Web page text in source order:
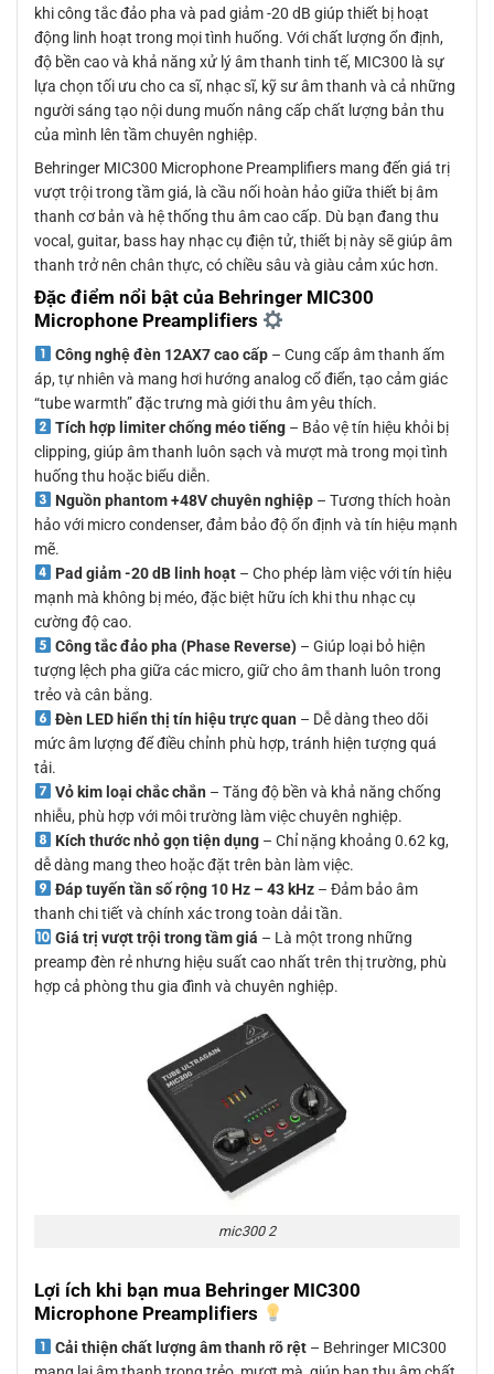
khi công tắc đảo pha và pad giảm -20 dB giúp thiết bị hoạt
động linh hoạt trong mọi tình huống. Với chất lượng ổn định,
độ bền cao và khả năng xử lý âm thanh tinh tế, MIC300 là sự
lựa chọn tối ưu cho ca sĩ, nhạc sĩ, kỹ sư âm thanh và cả những
người sáng tạo nội dung muốn nâng cấp chất lượng bản thu
của mình lên tầm chuyên nghiệp.
Behringer MIC300 Microphone Preamplifiers mang đến giá trị
vượt trội trong tầm giá, là cầu nối hoàn hảo giữa thiết bị âm
thanh cơ bản và hệ thống thu âm cao cấp. Dù bạn đang thu
vocal, guitar, bass hay nhạc cụ điện tử, thiết bị này sẽ giúp âm
thanh trở nên chân thực, có chiều sâu và giàu cảm xúc hơn.
Đặc điểm nổi bật của Behringer MIC300
Microphone Preamplifiers
Công nghệ đèn 12AX7 cao cấp– Cung cấp âm thanh ấm
áp, tự nhiên và mang hơi hướng analog cổ điển, tạo cảm giác
“tube warmth” đặc trưng mà giới thu âm yêu thích.
Tích hợp limiter chống méo tiếng– Bảo vệ tín hiệu khỏi bị
clipping, giúp âm thanh luôn sạch và mượt mà trong mọi tình
huống thu hoặc biểu diễn.
Nguồn phantom +48V chuyên nghiệp– Tương thích hoàn
hảo với micro condenser, đảm bảo độ ổn định và tín hiệu mạnh
mẽ.
Pad giảm -20 dB linh hoạt– Cho phép làm việc với tín hiệu
mạnh mà không bị méo, đặc biệt hữu ích khi thu nhạc cụ
cường độ cao.
Công tắc đảo pha (Phase Reverse)– Giúp loại bỏ hiện
tượng lệch pha giữa các micro, giữ cho âm thanh luôn trong
trẻo và cân bằng.
Đèn LED hiển thị tín hiệu trực quan – Dễ dàng theo dõi
mức âm lượng để điều chỉnh phù hợp, tránh hiện tượng quá
tải.
Vỏ kim loại chắc chắn – Tăng độ bền và khả năng chống
nhiễu, phù hợp với môi trường làm việc chuyên nghiệp.
Kích thước nhỏ gọn tiện dụng– Chỉ nặng khoảng 0.62 kg,
dễ dàng mang theo hoặc đặt trên bàn làm việc.
Đáp tuyến tần số rộng 10 Hz – 43 kHz– Đảm bảo âm
thanh chi tiết và chính xác trong toàn dải tần.
Giá trị vượt trội trong tầm giá – Là một trong những
preamp đèn rẻ nhưng hiệu suất cao nhất trên thị trường, phù
hợp cả phòng thu gia đình và chuyên nghiệp.
mic300 2
Lợi ích khi bạn mua Behringer MIC300
Microphone Preamplifiers
Cải thiện chất lượng âm thanh rõ rệt– Behringer MIC300